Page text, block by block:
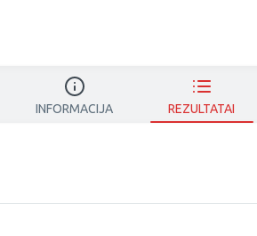
INFORMACIJA REZULTATAI